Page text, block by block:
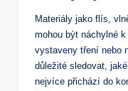
Materiály jako flís,
⁣mohou být náchylné
vystaveny tření nebo
důležité sledovat,
nejvíce přichází do